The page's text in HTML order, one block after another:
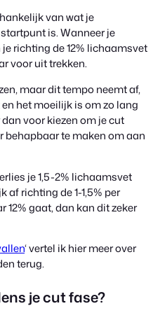
van wat je
is. Wanneer je
richting de 12% lichaamsvet
voor uit trekken.
maar dit tempo neemt af,
het moeilijk is om zo lang
voor kiezen om je cut
behapbaar te maken om aan
je 1,5-2% lichaamsvet
richting de 1-1,5% per
12% gaat, dan kan dit zeker
‘ vertel ik hier meer over
terug.
je cut fase?